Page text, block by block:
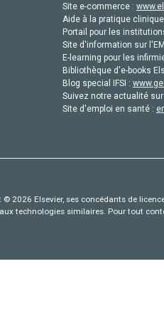
Site e-commerce :
Aide à la pratique
Portail pour les
Site d'information sur
E-learning pour les
Bibliothèque d'e-books
Blog special IFSI :
Suivez notre actualité
Site d'emploi en santé :
2026 Elsevier, ses concédants de
technologies similaires. Pour tout